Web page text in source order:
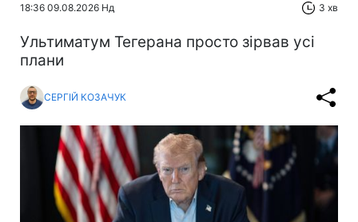
18:36 09.08.2026 Нд 3 хв
Ультиматум Тегерана просто зірвав усі
плани
СЕРГІЙ КОЗАЧУК